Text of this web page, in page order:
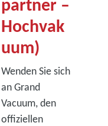
Hochvak
uum)
Wenden Sie sich
an Grand
Vacuum, den
offiziellen